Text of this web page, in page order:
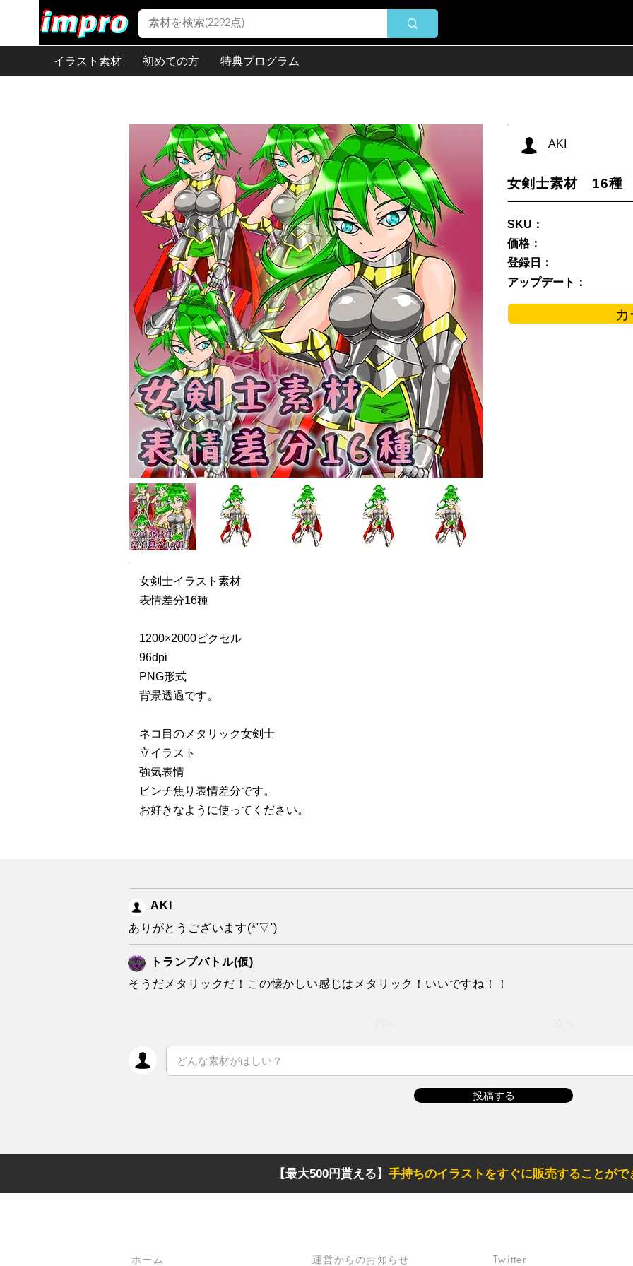
イラスト素材 初めての方 特典プログラム
AKI
女剣士素材 16種
SKU：
価格：
登録日：
アップデート：
女剣士イラスト素材
表情差分16種
1200×2000ピクセル
96dpi
PNG形式
背景透過です。
ネコ目のメタリック女剣士
立イラスト
強気表情
ピンチ焦り表情差分です。
お好きなように使ってください。
AKI
ありがとうございます(*'▽')
トランプバトル(仮)
そうだメタリックだ！この懐かしい感じはメタリック！いいですね！！
投稿する
【最大500円貰える】 手持ちのイラストをすぐに販売することがで
ホーム ​運営からのお知らせ Twitter